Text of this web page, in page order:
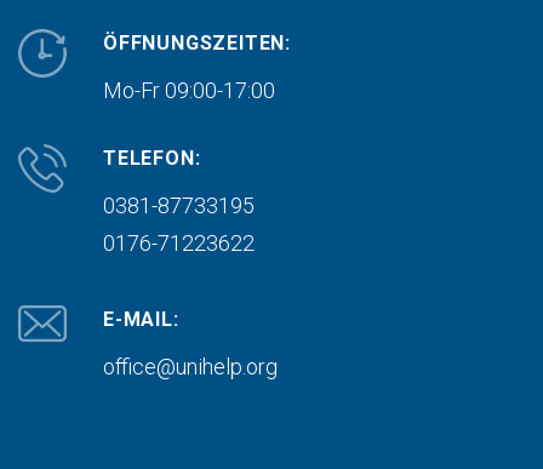
ÖFFNUNGSZEITEN:
Mo-Fr 09:00-17:00
TELEFON:
0381-87733195
0176-71223622
E-MAIL:
office@unihelp.org